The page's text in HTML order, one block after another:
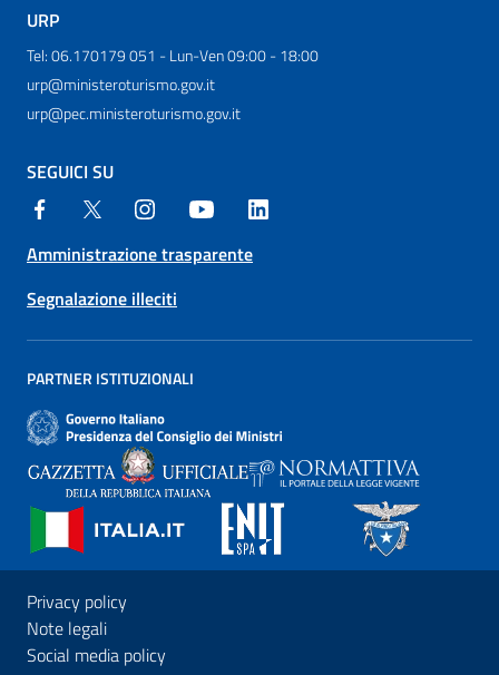
URP
Tel: 06.170179 051 - Lun-Ven 09:00 - 18:00
urp@ministeroturismo.gov.it
urp@pec.ministeroturismo.gov.it
SEGUICI SU
Amministrazione trasparente
Segnalazione illeciti
PARTNER ISTITUZIONALI
Privacy policy
Note legali
Social media policy